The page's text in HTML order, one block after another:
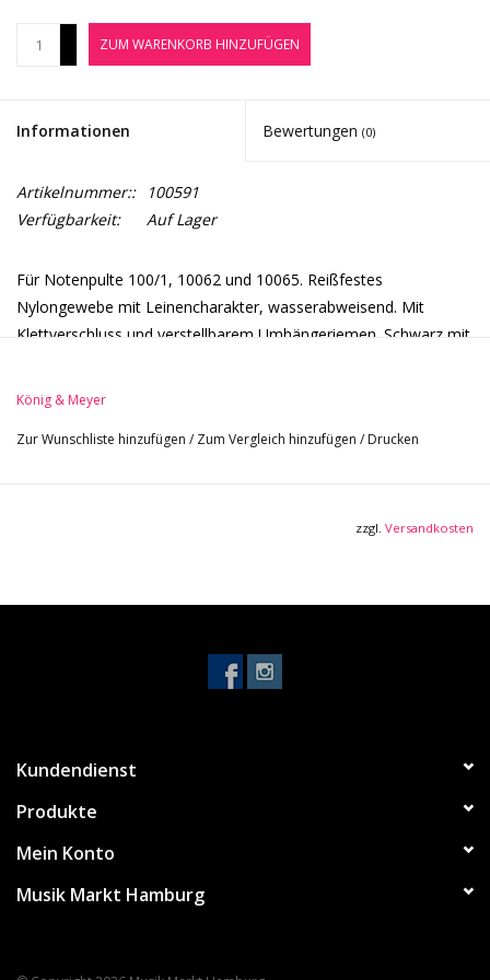
Jobbörse
Marken
ZUM WARENKORB HINZUFÜGEN
Informationen Bewertungen (0)
Artikelnummer::
100591
Verfügbarkeit:
Auf Lager
Für Notenpulte 100/1, 10062 und 10065. Reißfestes
Nylongewebe mit Leinencharakter, wasserabweisend. Mit
Klettverschluss und verstellbarem Umhängeriemen. Schwarz mit
König & Meyer
Zur Wunschliste hinzufügen / Zum Vergleich hinzufügen / Drucken
zzgl. Versandkosten
Kundendienst
Produkte
Mein Konto
Musik Markt Hamburg